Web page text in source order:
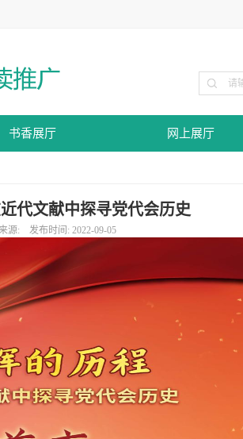
书香展厅 网上展厅
代文献中探寻党代会历史
源: 发布时间: 2022-09-05